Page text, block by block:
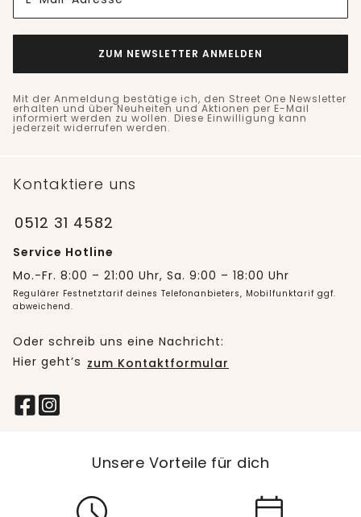
ZUM NEWSLETTER ANMELDEN
Mit der Anmeldung bestätige ich, den Street One Newsletter
erhalten und über Neuheiten und Aktionen per E-Mail
informiert werden zu wollen. Diese Einwilligung kann
jederzeit widerrufen werden.
Kontaktiere uns
0512 31 4582
Service Hotline
Mo.-Fr. 8:00 – 21:00 Uhr, Sa. 9:00 – 18:00 Uhr
Regulärer Festnetztarif deines Telefonanbieters, Mobilfunktarif ggf.
abweichend.
Oder schreib uns eine Nachricht:
Hier geht’s zum Kontaktformular
Unsere Vorteile für dich